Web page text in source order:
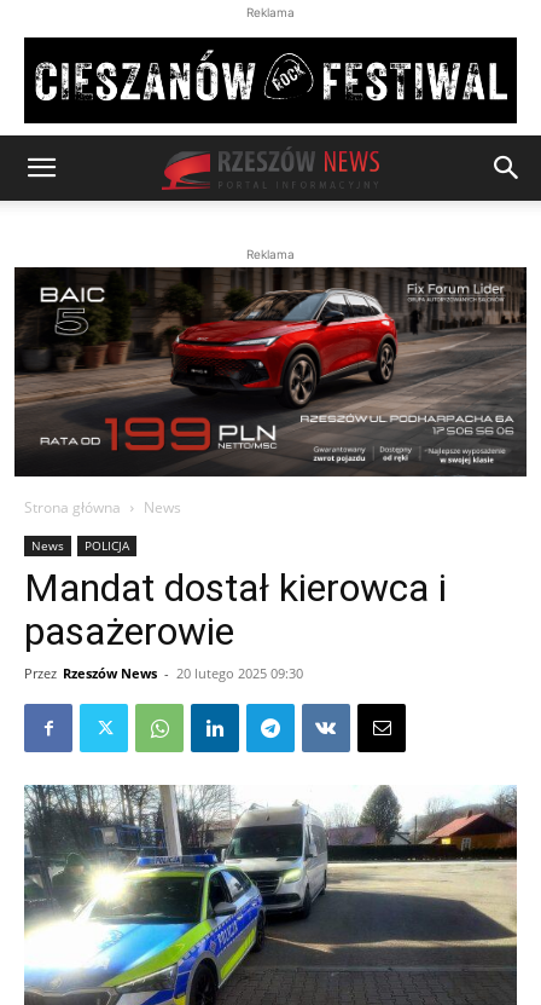
Reklama
Reklama
Strona główna News
News POLICJA
Mandat dostał kierowca i
pasażerowie
Przez Rzeszów News - 20 lutego 2025 09:30